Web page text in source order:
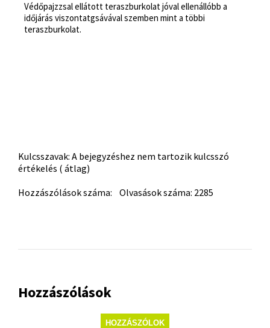
Védőpajzzsal ellátott teraszburkolat jóval ellenállóbb a
időjárás viszontatgsávával szemben mint a többi
teraszburkolat.
Kulcsszavak: A bejegyzéshez nem tartozik kulcsszó
értékelés ( átlag)
Hozzászólások száma: Olvasások száma: 2285
Hozzászólások
HOZZÁSZÓLOK